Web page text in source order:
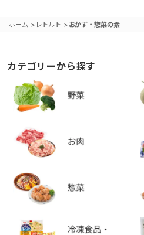
ホーム > レトルト > おかず・惣菜の素
カテゴリーから探す